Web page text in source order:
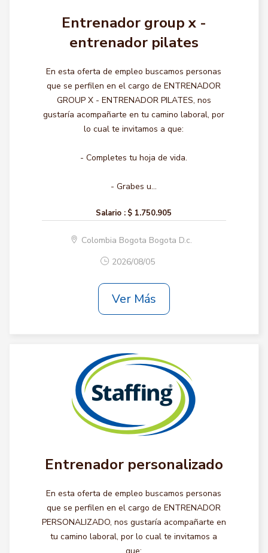
Entrenador group x -
entrenador pilates
En esta oferta de empleo buscamos personas
que se perfilen en el cargo de ENTRENADOR
GROUP X - ENTRENADOR PILATES, nos
gustaría acompañarte en tu camino laboral, por
lo cual te invitamos a que:
- Completes tu hoja de vida.
- Grabes u...
Salario : $ 1.750.905
Colombia Bogota Bogota D.c.
2026/08/05
Ver Más
Entrenador personalizado
En esta oferta de empleo buscamos personas
que se perfilen en el cargo de ENTRENADOR
PERSONALIZADO, nos gustaría acompañarte en
tu camino laboral, por lo cual te invitamos a